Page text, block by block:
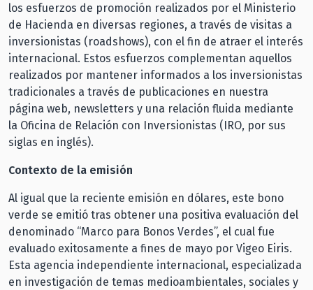
los esfuerzos de promoción realizados por el Ministerio
de Hacienda en diversas regiones, a través de visitas a
inversionistas (roadshows), con el fin de atraer el interés
internacional. Estos esfuerzos complementan aquellos
realizados por mantener informados a los inversionistas
tradicionales a través de publicaciones en nuestra
página web, newsletters y una relación fluida mediante
la Oficina de Relación con Inversionistas (IRO, por sus
siglas en inglés).
Contexto de la emisión
Al igual que la reciente emisión en dólares, este bono
verde se emitió tras obtener una positiva evaluación del
denominado “Marco para Bonos Verdes”, el cual fue
evaluado exitosamente a fines de mayo por Vigeo Eiris.
Esta agencia independiente internacional, especializada
en investigación de temas medioambientales, sociales y